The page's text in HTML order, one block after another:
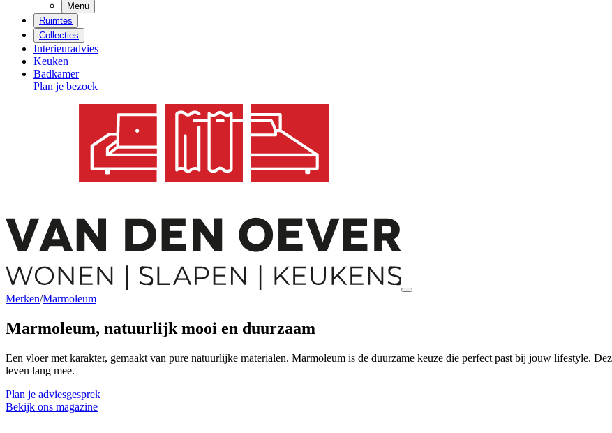
Menu
Ruimtes
Collecties
Interieuradvies
Keuken
Badkamer
Plan je bezoek
Merken/Marmoleum
Marmoleum, natuurlijk mooi en duurzaam
Een vloer met karakter, gemaakt van pure natuurlijke materialen. Marmoleum is de duurzame keuze die perfect past bij jouw lifestyle.
leven lang mee.
Plan je adviesgesprek
Bekijk ons magazine